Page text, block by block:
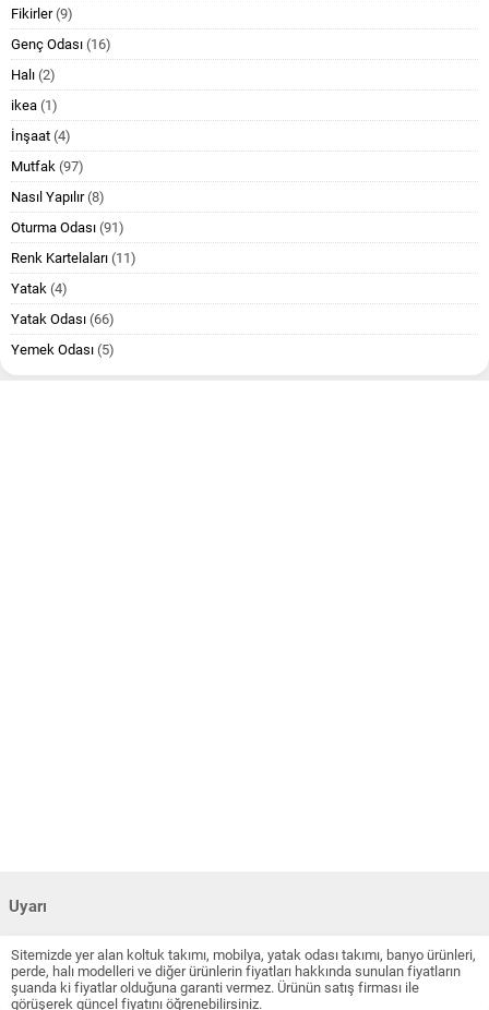
Fikirler(9)
Genç Odası (16)
Halı (2)
ikea (1)
İnşaat (4)
Mutfak (97)
Nasıl Yapılır(8)
Oturma Odası (91)
Renk Kartelaları (11)
Yatak (4)
Yatak Odası (66)
Yemek Odası (5)
Uyarı
Sitemizde yer alan koltuk takımı, mobilya, yatak odası takımı, banyo ürünleri,
perde, halı modelleri ve diğer ürünlerin fiyatları hakkında sunulan fiyatların
şuanda ki fiyatlar olduğuna garanti vermez. Ürünün satış firması ile
görüşerek güncel fiyatını öğrenebilirsiniz.